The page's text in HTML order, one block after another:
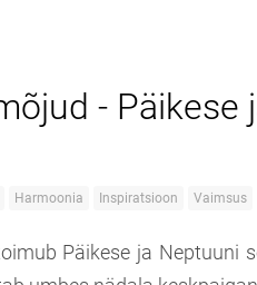
-
Harmoonia Inspiratsioon Vaimsus
Päikese ja Neptuuni